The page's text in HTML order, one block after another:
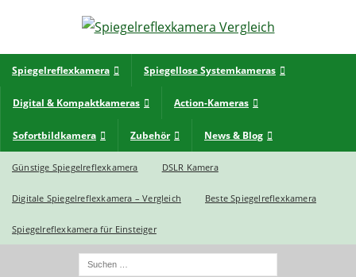
Spiegelreflexkamera Spiegellose Systemkameras
Digital & Kompaktkameras Action-Kameras
Sofortbildkamera Zubehör News & Blog
Günstige Spiegelreflexkamera DSLR Kamera
Digitale Spiegelreflexkamera – Vergleich Beste Spiegelreflexkamera
Spiegelreflexkamera für Einsteiger